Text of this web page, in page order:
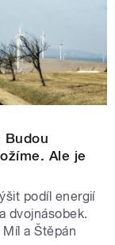
Budou
Ale je
podíl energií
dvojnásobek.
a Štěpán